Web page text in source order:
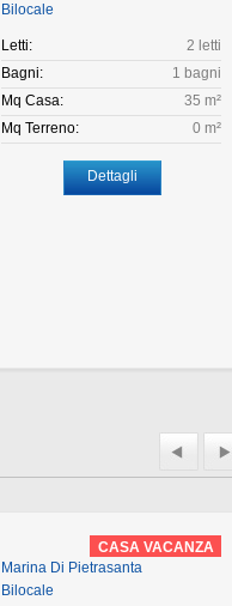
Bilocale
Letti:
2 letti
Bagni:
1 bagni
Mq Casa:
35 m²
Mq Terreno:
0 m²
Dettagli
CASA VACANZA
Marina Di Pietrasanta
Bilocale